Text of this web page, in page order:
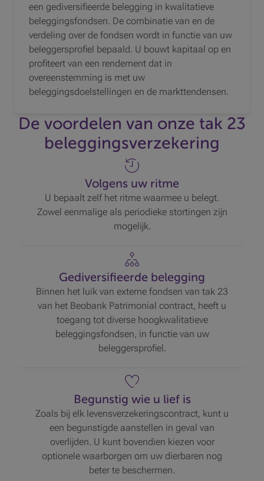
een gediversifieerde belegging in kwalitatieve
beleggingsfondsen. De combinatie van en de
verdeling over de fondsen wordt in functie van uw
beleggersprofiel bepaald. U bouwt kapitaal op en
profiteert van een rendement dat in
overeenstemming is met uw
beleggingsdoelstellingen en de markttendensen.
De voordelen van onze tak 23
beleggingsverzekering
Volgens uw ritme
U bepaalt zelf het ritme waarmee u belegt.
Zowel eenmalige als periodieke stortingen zijn
mogelijk.
Gediversifieerde belegging
Binnen het luik van externe fondsen van tak 23
van het Beobank Patrimonial contract, heeft u
toegang tot diverse hoogkwalitatieve
beleggingsfondsen, in functie van uw
beleggersprofiel.
Begunstig wie u lief is
Zoals bij elk levensverzekeringscontract, kunt u
een begunstigde aanstellen in geval van
overlijden. U kunt bovendien kiezen voor
optionele waarborgen om uw dierbaren nog
beter te beschermen.